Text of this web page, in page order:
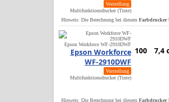
Vorstellung
Multifunktionsdrucker (Tinte)
Hinweis: Die Berechnung bei diesem Farbdrucker
Epson Workforce WF-2910DWF
Epson Workforce
WF-2910DWF
Vorstellung
Multifunktionsdrucker (Tinte)
100 7,4
Hinweis: Die Berechnung bei diesem Farbdrucker